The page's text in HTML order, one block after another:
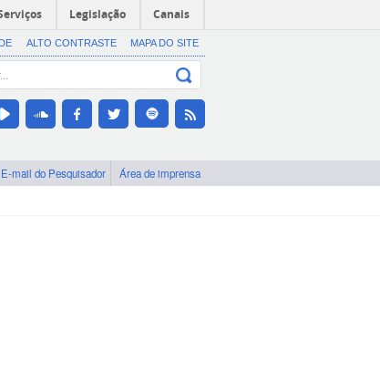
Legislação Canais
ALTO CONTRASTE MAPA DO SITE
E-mail do Pesquisador Área de imprensa